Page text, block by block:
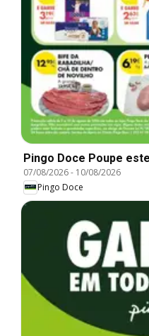
Pingo Doce Poupe
07/08/2026- 10/08/2026
Pingo Doce